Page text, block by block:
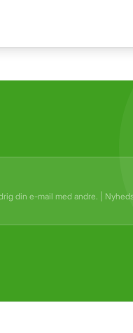
din e-mail med andre. |